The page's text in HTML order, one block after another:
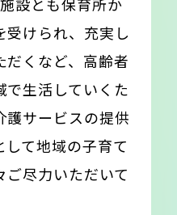
設とも保育所か
受けられ、充実し
だくなど、高齢者
で生活していくた
護サービスの提供
して地域の子育て
ご尽力いただいて